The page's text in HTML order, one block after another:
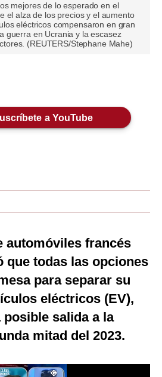
mejores de lo esperado en el
el alza de los precios y el aumento
eléctricos compensaron en gran
guerra en Ucrania y la escasez
(REUTERS/Stephane Mahe)
a YouTube
automóviles francés
que todas las opciones
para separar su
eléctricos (EV),
salida a la
mitad del 2023.